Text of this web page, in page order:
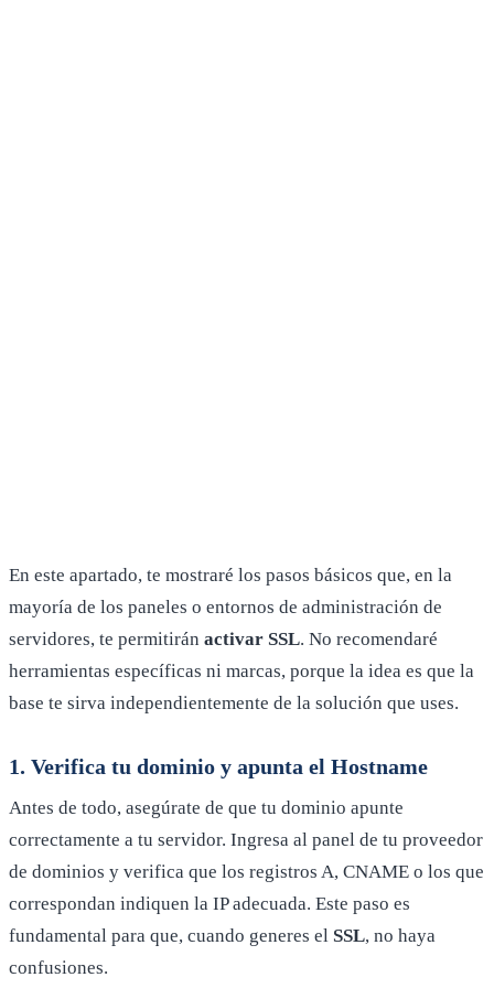
En este apartado, te mostraré los pasos básicos que, en la
mayoría de los paneles o entornos de administración de
servidores, te permitirán activar SSL. No recomendaré
herramientas específicas ni marcas, porque la idea es que la
base te sirva independientemente de la solución que uses.
1. Verifica tu dominio y apunta el Hostname
Antes de todo, asegúrate de que tu dominio apunte
correctamente a tu servidor. Ingresa al panel de tu proveedor
de dominios y verifica que los registros A, CNAME o los que
correspondan indiquen la IP adecuada. Este paso es
fundamental para que, cuando generes el SSL, no haya
confusiones.